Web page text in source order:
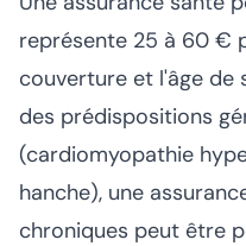
représente 25 à 60 €
couverture et l'âge de
des prédispositions
(cardiomyopathie
hanche), une
chroniques peut être